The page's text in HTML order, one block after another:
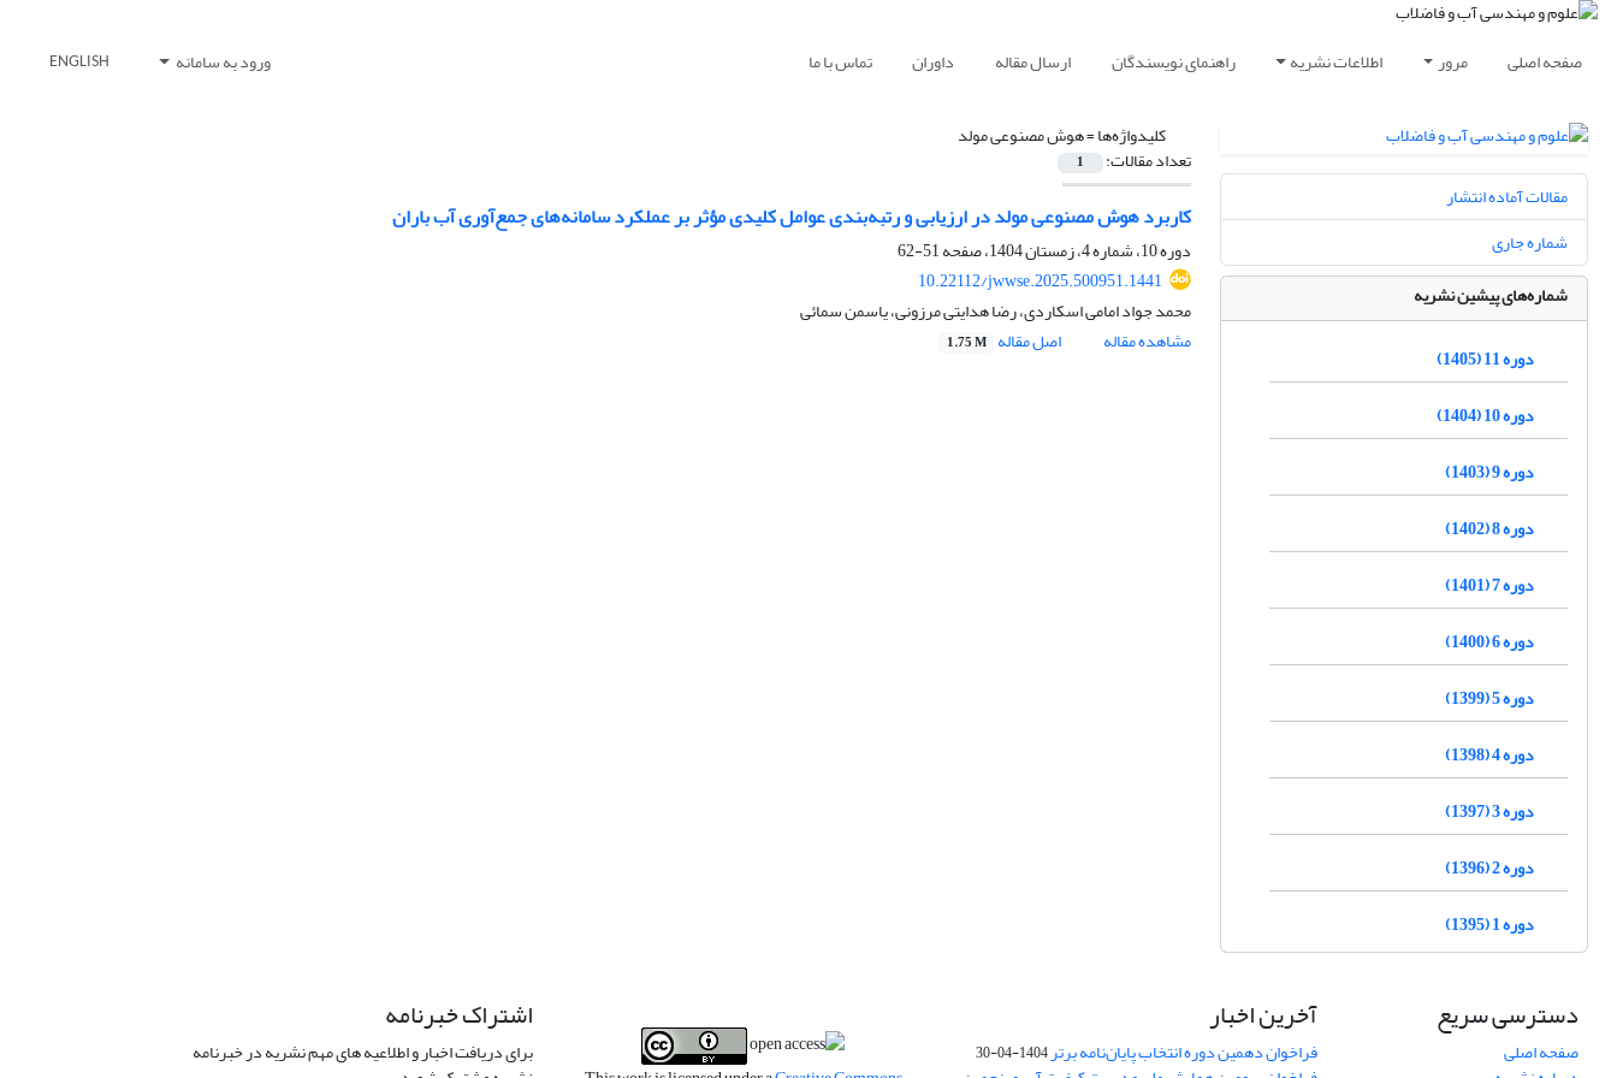
صفحه اصلی مرور اطلاعات نشریه راهنمای نویسندگان ارسال مقاله داوران تماس با ما ورود به سامانه ENGLISH
کلیدواژه‌ها =هوش مصنوعی مولد
تعداد مقالات: 1
کاربرد هوش مصنوعی مولد در ارزیابی و رتبه‌بندی عوامل کلیدی مؤثر بر عملکرد سامانه‌های جمع‌آوری آب باران
دوره 10، شماره 4، زمستان 1404، صفحه
51-62
10.22112/jwwse.2025.500951.1441
محمد جواد امامی اسکاردی، رضا هدایتی مرزونی، یاسمن سمائی
مشاهده مقاله
اصل مقاله 1.75 M
مقالات آماده انتشار
شماره جاری
شماره‌های پیشین نشریه
دوره 11 (1405)
دوره 10 (1404)
دوره 9 (1403)
دوره 8 (1402)
دوره 7 (1401)
دوره 6 (1400)
دوره 5 (1399)
دوره 4 (1398)
دوره 3 (1397)
دوره 2 (1396)
دوره 1 (1395)
دسترسی سریع
صفحه اصلی
آخرین اخبار
فراخوان دهمین دوره انتخاب پایان‌نامه برتر1404-04-30
اشتراک خبرنامه
برای دریافت اخبار و اطلاعیه های مهم نشریه در خبرنامه